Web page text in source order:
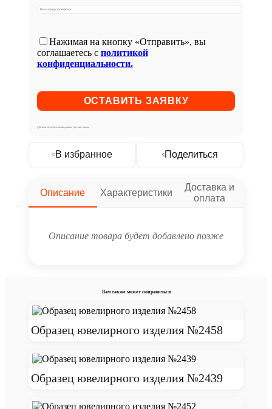
Нажимая на кнопку «Отправить», вы
соглашаетесь с политикой
конфиденциальности.
Мы не передаём ваши данные третьим лицам
В избранное Поделиться
Описание Характеристики
Доставка и
оплата
Описание товара будет добавлено позже
Вам также может понравиться
Образец ювелирного изделия №2458
Образец ювелирного изделия №2439